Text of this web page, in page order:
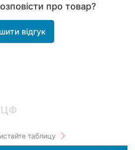
про товар?
відгук
ЦФ